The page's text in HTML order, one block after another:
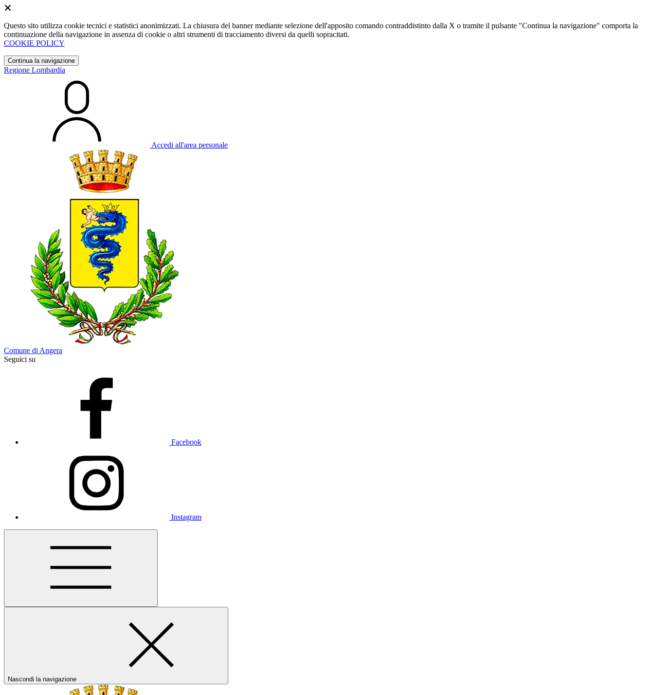
Questo sito utilizza cookie tecnici e statistici anonimizzati. La chiusura del banner mediante selezione dell'apposito comando contraddistinto dalla X o tramite il pulsante "Continua la navigazione" comporta la
continuazione della navigazione in assenza di cookie o altri strumenti di tracciamento diversi da quelli sopracitati.
COOKIE POLICY
Continua la navigazione
Regione Lombardia
Accedi all'area personale
Comune di Angera
Seguici su
Facebook
Instagram
Nascondi la navigazione